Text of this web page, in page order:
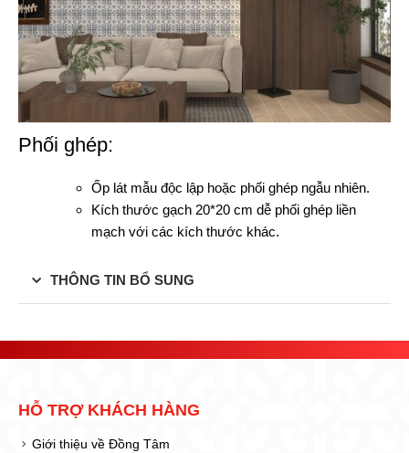
Phối ghép:
Ốp lát mẫu độc lập hoặc phối ghép ngẫu nhiên.
Kích thước gạch 20*20 cm dễ phối ghép liền
mạch với các kích thước khác.
THÔNG TIN BỔ SUNG
HỖ TRỢ KHÁCH HÀNG
Giới thiệu về Đồng Tâm